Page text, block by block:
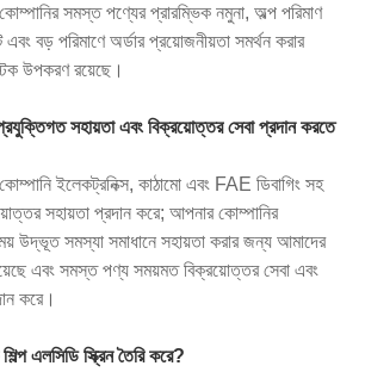
সমস্ত পণ্যের প্রারম্ভিক নমুনা, অল্প পরিমাণ
এবং বড় পরিমাণে অর্ডার প্রয়োজনীয়তা সমর্থন করার
উপকরণ রয়েছে।
সহায়তা এবং বিক্রয়োত্তর সেবা প্রদান করতে
ইলেকট্রনিক্স, কাঠামো এবং FAE ডিবাগিং সহ
সহায়তা প্রদান করে; আপনার কোম্পানির
উদ্ভূত সমস্যা সমাধানে সহায়তা করার জন্য আমাদের
এবং সমস্ত পণ্য সময়মত বিক্রয়োত্তর সেবা এবং
করে।
এলসিডি স্ক্রিন তৈরি করে?